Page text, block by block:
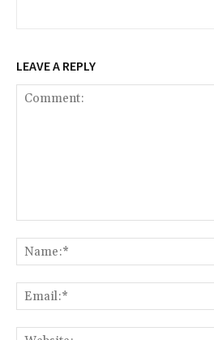
LEAVE A REPLY